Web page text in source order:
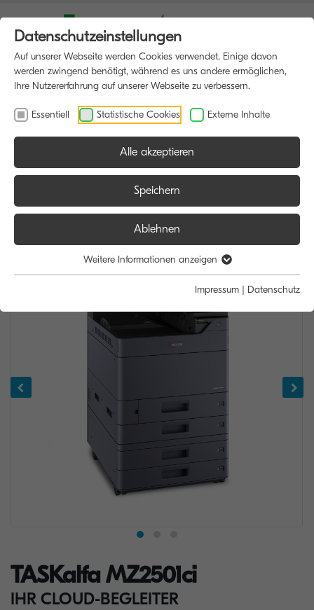
TASKalfa MZ2501ci
IHR CLOUD-BEGLEITER
Datenschutzeinstellungen
Auf unserer Webseite werden Cookies verwendet. Einige davon
werden zwingend benötigt, während es uns andere ermöglichen,
Ihre Nutzererfahrung auf unserer Webseite zu verbessern.
Essentiell Statistische Cookies Externe Inhalte
Alle akzeptieren
Speichern
Ablehnen
Weitere Informationen anzeigen
Impressum | Datenschutz